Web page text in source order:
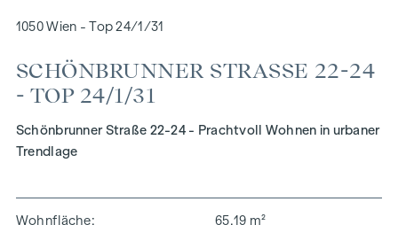
1050 Wien - Top 24/1/31
SCHÖNBRUNNER STRASSE 22-24 -
TOP 24/1/31
Schönbrunner Straße 22-24 - Prachtvoll Wohnen in urbaner
Trendlage
Wohnfläche
65,19 m²